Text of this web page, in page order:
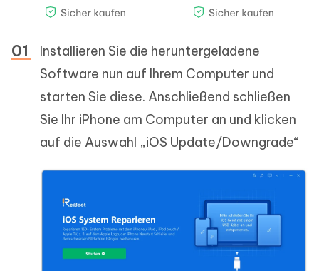
Installieren Sie die heruntergeladene
Software nun auf Ihrem Computer und
starten Sie diese. Anschließend schließen
Sie Ihr iPhone am Computer an und klicken
auf die Auswahl „iOS Update/Downgrade“